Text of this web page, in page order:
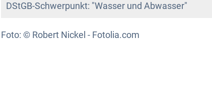
DStGB-Schwerpunkt: "Wasser und Abwasser"
Foto: © Robert Nickel - Fotolia.com